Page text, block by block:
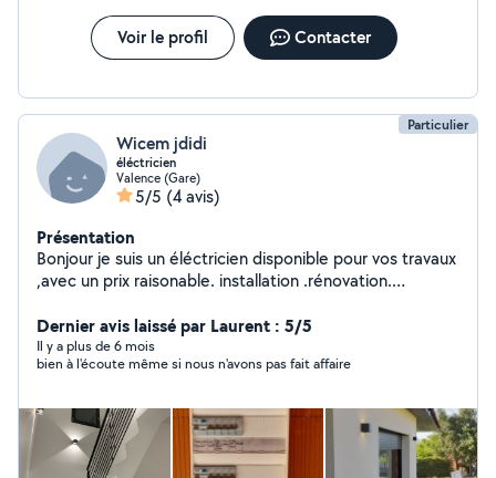
Voir le profil Contacter
Particulier
Wicem jdidi
éléctricien
Valence (Gare)
5/5 (4 avis)
Présentation
Bonjour je suis un éléctricien disponible pour vos travaux
,avec un prix raisonable. installation .rénovation.
Dernier avis laissé par Laurent : 5/5
Il y a plus de 6 mois
bien à l'écoute même si nous n'avons pas fait affaire